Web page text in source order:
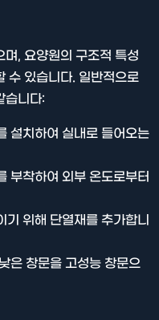
, 요양원의 구조적 특성
수 있습니다. 일반적으로
습니다:
설치하여 실내로 들어오는
부착하여 외부 온도로부터
기 위해 단열재를 추가합니
은 창문을 고성능 창문으